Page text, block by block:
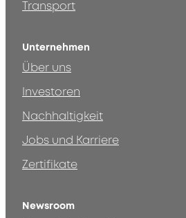
Transport
Unternehmen
Über uns
Investoren
Nachhaltigkeit
Jobs und Karriere
Zertifikate
Newsroom